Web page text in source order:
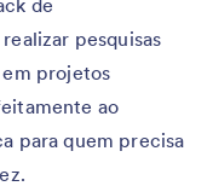
de
pesquisas
projetos
ao
para quem precisa